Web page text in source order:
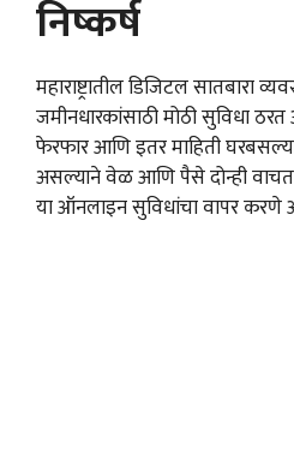
निष्कर्ष
महाराष्ट्रातील डिजिटल सातबारा
जमीनधारकांसाठी मोठी सुविधा
फेरफार आणि इतर माहिती
असल्याने वेळ आणि पैसे दोन्ही
या ऑनलाइन सुविधांचा वापर